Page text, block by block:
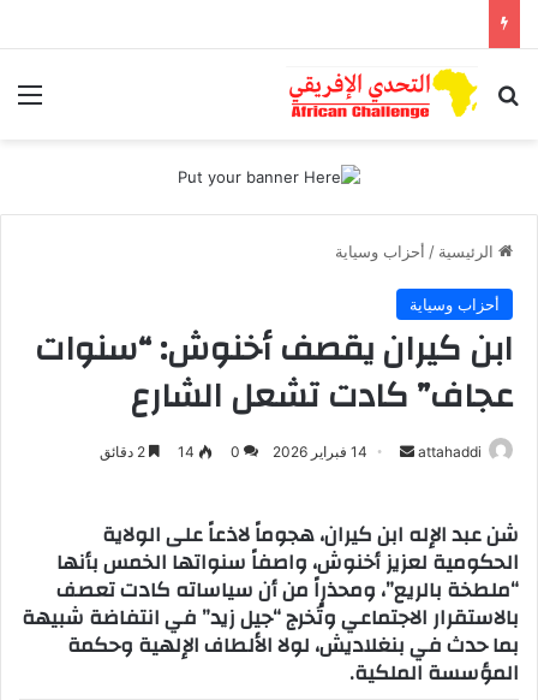
بحث عن
الرئيسية / أحزاب وسياية
أحزاب وسياية
ابن كيران يقصف أخنوش: “سنوات
عجاف” كادت تشعل الشارع
attahaddi
ل
ب
ر
ي
د
ا
14 فبراير 2026 0
14
شن عبد الإله ابن كيران، هجوماً لاذعاً على الولاية
الحكومية لعزيز أخنوش، واصفاً سنواتها الخمس بأنها
“ملطخة بالريع”، ومحذراً من أن سياساته كادت تعصف
بالاستقرار الاجتماعي وتُخرج “جيل زيد” في انتفاضة شبيهة
بما حدث في بنغلاديش، لولا الألطاف الإلهية وحكمة
المؤسسة الملكية.